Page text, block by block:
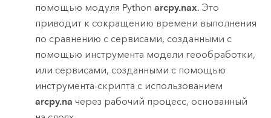
помощью модуля Python arcpy.nax. Это
приводит к сокращению времени выполнения
по сравнению с сервисами, созданными с
помощью инструмента модели геообработки,
или сервисами, созданными с помощью
инструмента-скрипта с использованием
arcpy.na через рабочий процесс, основанный